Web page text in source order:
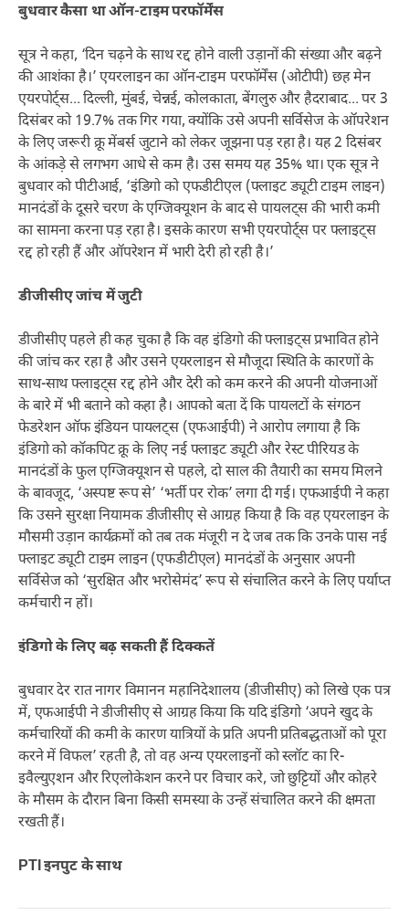
बुधवार कैसा था ऑन-टाइम परफॉर्मेंस
सूत्र ने कहा, ‘दिन चढ़ने के साथ रद्द होने वाली उड़ानों की संख्या और बढ़ने
की आशंका है।’ एयरलाइन का ऑन-टाइम परफॉर्मेंस (ओटीपी) छह मेन
एयरपोर्ट्स... दिल्ली, मुंबई, चेन्नई, कोलकाता, बेंगलुरु और हैदराबाद... पर 3
दिसंबर को 19.7% तक गिर गया, क्योंकि उसे अपनी सर्विसेज के ऑपरेशन
के लिए जरूरी क्रू मेंबर्स जुटाने को लेकर जूझना पड़ रहा है। यह 2 दिसंबर
के आंकड़े से लगभग आधे से कम है। उस समय यह 35% था। एक सूत्र ने
बुधवार को पीटीआई, ‘इंडिगो को एफडीटीएल (फ्लाइट ड्यूटी टाइम लाइन)
मानदंडों के दूसरे चरण के एग्जिक्यूशन के बाद से पायलट्स की भारी कमी
का सामना करना पड़ रहा है। इसके कारण सभी एयरपोर्ट्स पर फ्लाइट्स
रद्द हो रही हैं और ऑपरेशन में भारी देरी हो रही है।’
डीजीसीए जांच में जुटी
डीजीसीए पहले ही कह चुका है कि वह इंडिगो की फ्लाइट्स प्रभावित होने
की जांच कर रहा है और उसने एयरलाइन से मौजूदा स्थिति के कारणों के
साथ-साथ फ्लाइट्स रद्द होने और देरी को कम करने की अपनी योजनाओं
के बारे में भी बताने को कहा है। आपको बता दें कि पायलटों के संगठन
फेडरेशन ऑफ इंडियन पायलट्स (एफआईपी) ने आरोप लगाया है कि
इंडिगो को कॉकपिट क्रू के लिए नई फ्लाइट ड्यूटी और रेस्ट पीरियड के
मानदंडों के फुल एग्जिक्यूशन से पहले, दो साल की तैयारी का समय मिलने
के बावजूद, ‘अस्पष्ट रूप से’ ‘भर्ती पर रोक’ लगा दी गई। एफआईपी ने कहा
कि उसने सुरक्षा नियामक डीजीसीए से आग्रह किया है कि वह एयरलाइन के
मौसमी उड़ान कार्यक्रमों को तब तक मंजूरी न दे जब तक कि उनके पास नई
फ्लाइट ड्यूटी टाइम लाइन (एफडीटीएल) मानदंडों के अनुसार अपनी
सर्विसेज को ‘सुरक्षित और भरोसेमंद’ रूप से संचालित करने के लिए पर्याप्त
कर्मचारी न हों।
इंडिगो के लिए बढ़ सकती हैं दिक्कतें
बुधवार देर रात नागर विमानन महानिदेशालय (डीजीसीए) को लिखे एक पत्र
में, एफआईपी ने डीजीसीए से आग्रह किया कि यदि इंडिगो ‘अपने खुद के
कर्मचारियों की कमी के कारण यात्रियों के प्रति अपनी प्रतिबद्धताओं को पूरा
करने में विफल’ रहती है, तो वह अन्य एयरलाइनों को स्लॉट का रि-
इवैल्युएशन और रिएलोकेशन करने पर विचार करे, जो छुट्टियों और कोहरे
के मौसम के दौरान बिना किसी समस्या के उन्हें संचालित करने की क्षमता
रखती हैं।
PTI इनपुट के साथ